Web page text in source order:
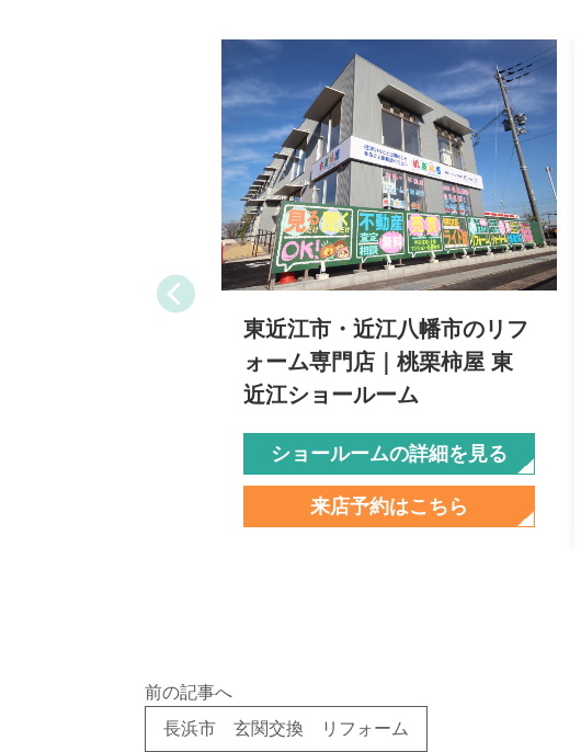
東近江市・近江八幡市のリフ
ォーム専門店｜桃栗柿屋 東
近江ショールーム
ショールームの詳細を見る
来店予約はこちら
前の記事へ
長浜市 玄関交換 リフォーム